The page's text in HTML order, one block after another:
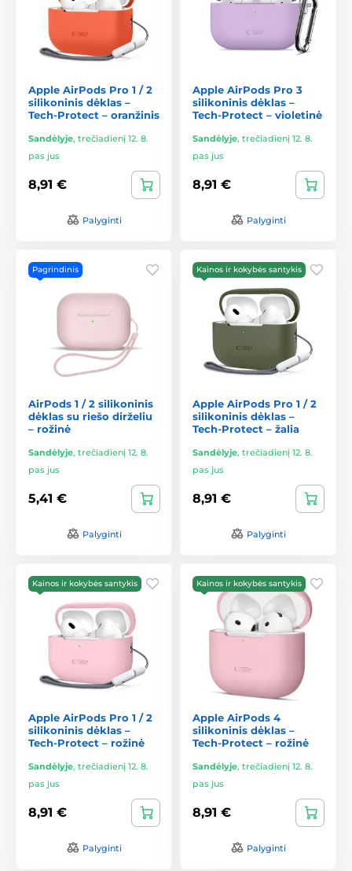
Apple AirPods Pro 1 / 2
silikoninis dėklas –
Tech-Protect – oranžinis
Sandėlyje, trečiadienį 12. 8.
pas jus
8,91 €
Palyginti
Apple AirPods Pro 3
silikoninis dėklas –
Tech-Protect – violetinė
Sandėlyje, trečiadienį 12. 8.
pas jus
8,91 €
Palyginti
Pagrindinis
AirPods 1 / 2 silikoninis
dėklas su riešo dirželiu
– rožinė
Sandėlyje, trečiadienį 12. 8.
pas jus
5,41 €
Palyginti
Kainos ir kokybės santykis
Apple AirPods Pro 1 / 2
silikoninis dėklas –
Tech-Protect – žalia
Sandėlyje, trečiadienį 12. 8.
pas jus
8,91 €
Palyginti
Kainos ir kokybės santykis
Apple AirPods Pro 1 / 2
silikoninis dėklas –
Tech-Protect – rožinė
Sandėlyje, trečiadienį 12. 8.
pas jus
8,91 €
Palyginti
Kainos ir kokybės santykis
Apple AirPods 4
silikoninis dėklas –
Tech-Protect – rožinė
Sandėlyje, trečiadienį 12. 8.
pas jus
8,91 €
Palyginti